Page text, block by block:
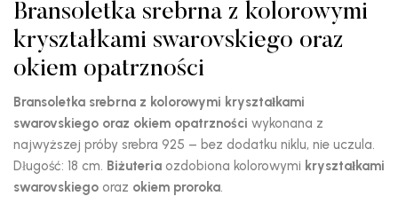
Bransoletka srebrna z kolorowymi
kryształkami swarovskiego oraz
okiem opatrzności
Bransoletka srebrna z kolorowymi kryształkami
swarovskiego oraz okiem opatrzności wykonana z
najwyższej próby srebra 925 – bez dodatku niklu, nie uczula.
Długość: 18 cm. Biżuteria ozdobiona kolorowymi kryształkami
swarovskiego oraz okiem proroka.